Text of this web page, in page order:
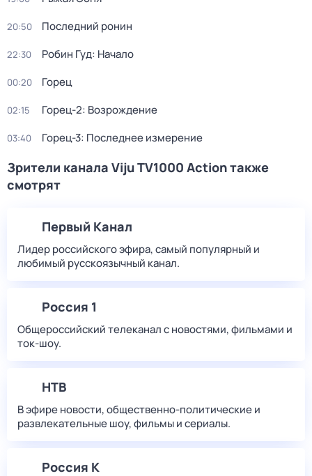
20:50 Последний ронин
22:30 Робин Гуд: Начало
00:20 Горец
02:15 Горец-2: Возрождение
03:40 Горец-3: Последнее измерение
Зрители канала Viju TV1000 Action также
смотрят
Первый Канал
Лидер российского эфира, самый популярный и
любимый русскоязычный канал.
Россия 1
Общероссийский телеканал с новостями, фильмами и
ток-шоу.
НТВ
В эфире новости, общественно-политические и
развлекательные шоу, фильмы и сериалы.
Россия К